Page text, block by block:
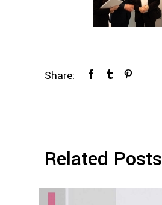
Share:
Related Posts